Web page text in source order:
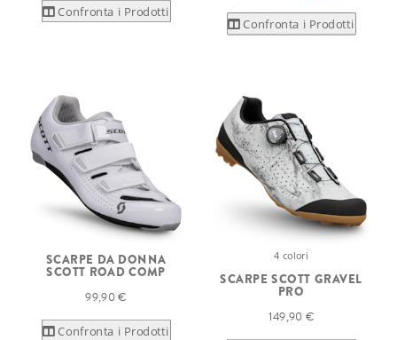
Confronta i Prodotti
Confronta i Prodotti
SCARPE DA DONNA
SCOTT ROAD COMP
99,90 €
Confronta i Prodotti
4 colori
SCARPE SCOTT GRAVEL
PRO
149,90 €